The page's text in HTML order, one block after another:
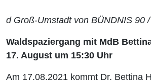
d Groß-Umstadt von BÜNDNIS 90
Waldspaziergang mit MdB
17. August um 15:30 Uhr
Am 17.08.2021 kommt Dr. Bettina